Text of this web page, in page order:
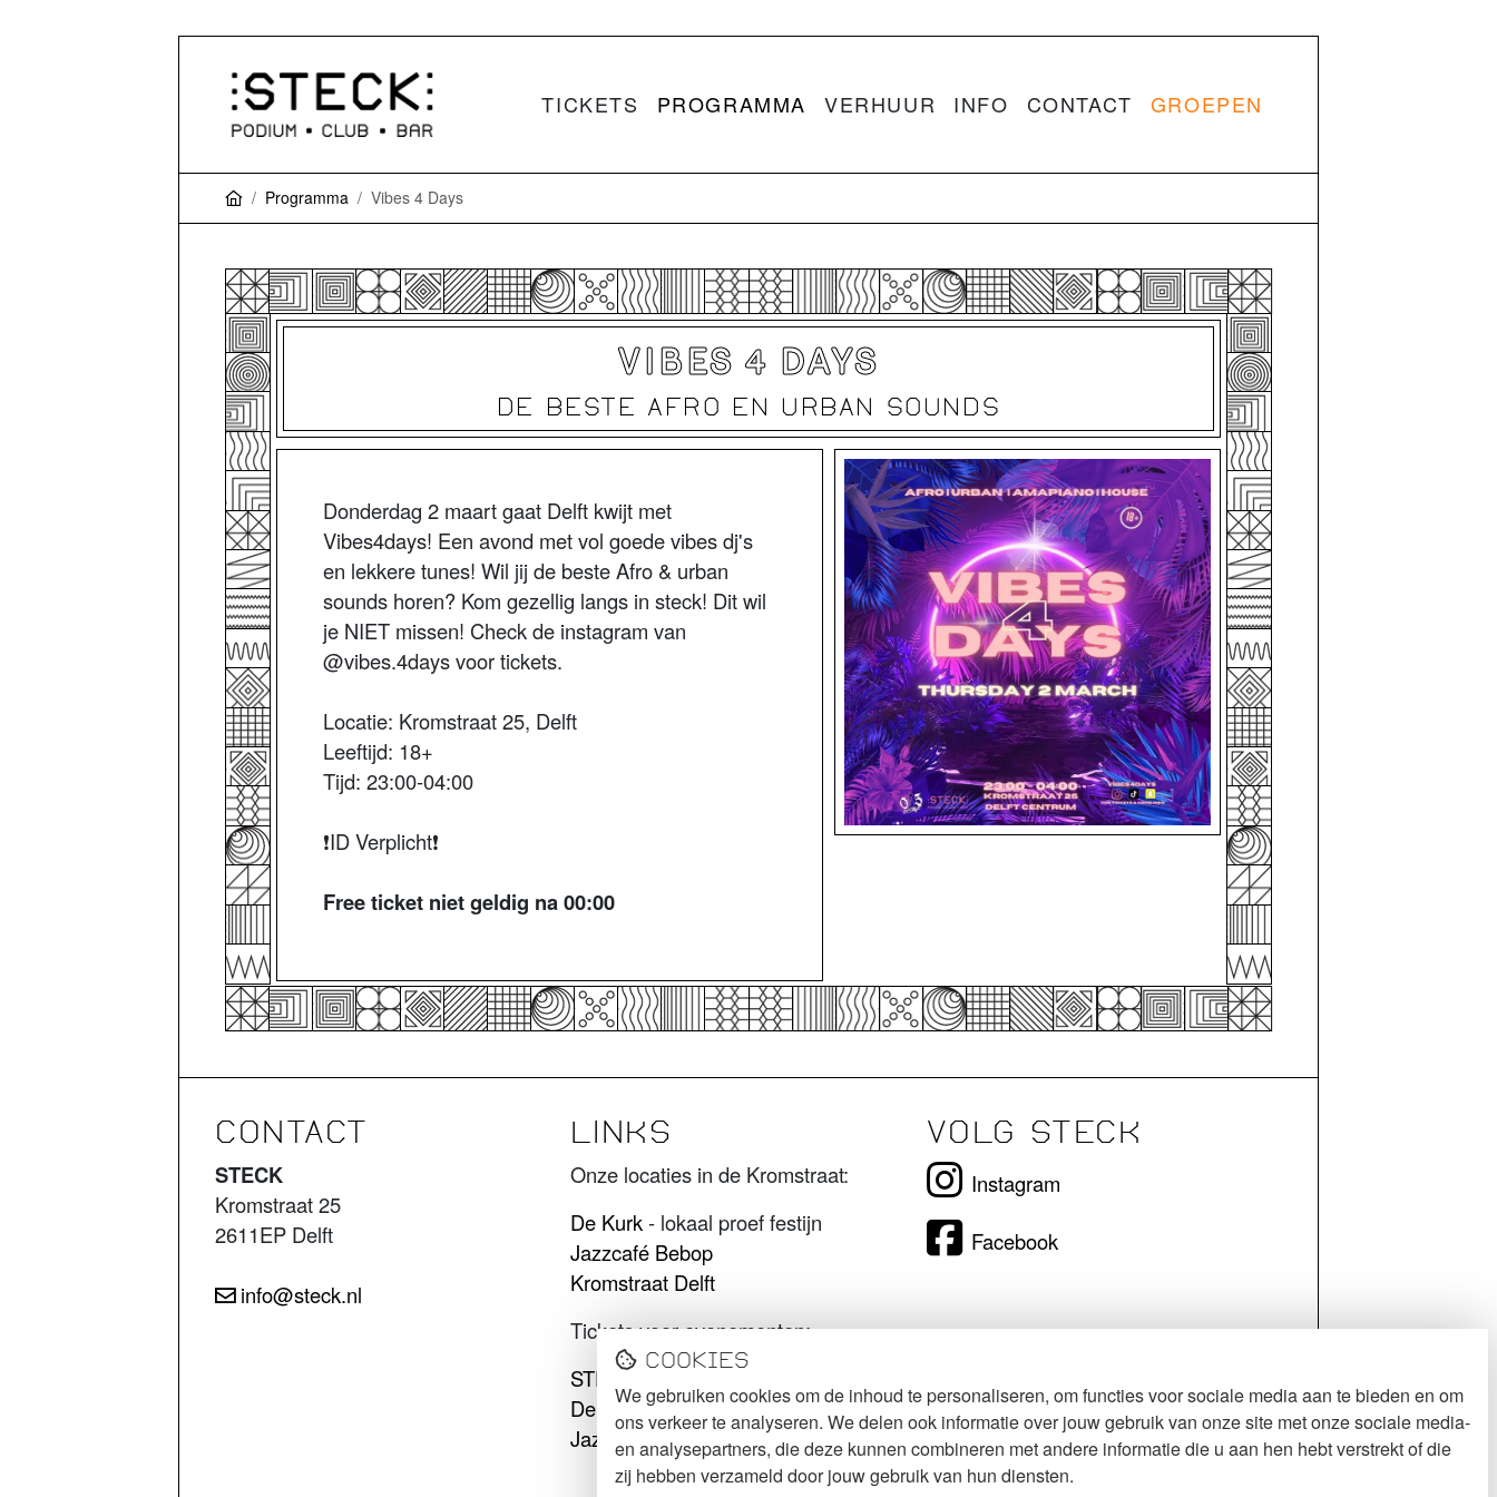
TICKETS PROGRAMMA VERHUUR INFO CONTACT GROEPEN
Programma Vibes 4 Days
VIBES 4 DAYS
DE BESTE AFRO EN URBAN SOUNDS
Donderdag 2 maart gaat Delft kwijt met
Vibes4days! Een avond met vol goede vibes dj's
en lekkere tunes! Wil jij de beste Afro & urban
sounds horen? Kom gezellig langs in steck! Dit wil
je NIET missen! Check de instagram van
@vibes.4days voor tickets.
Locatie: Kromstraat 25, Delft
Leeftijd: 18+
Tijd: 23:00-04:00
❗️ID Verplicht❗️
Free ticket niet geldig na 00:00
CONTACT
STECK
Kromstraat 25
2611EP Delft
info@steck.nl
LINKS
Onze locaties in de Kromstraat:
De Kurk- lokaal proef festijn
Jazzcafé Bebop
Kromstraat Delft
Tickets voor evenementen:
STECK tickets
De Kurk tickets
Jazzcafé Bebop tickets
VOLG STECK
Instagram
Facebook
Cookies
We gebruiken cookies om de inhoud te personaliseren, om functies voor sociale media aan te bieden en om
ons verkeer te analyseren. We delen ook informatie over jouw gebruik van onze site met onze sociale media-
en analysepartners, die deze kunnen combineren met andere informatie die u aan hen hebt verstrekt of die
zij hebben verzameld door jouw gebruik van hun diensten.